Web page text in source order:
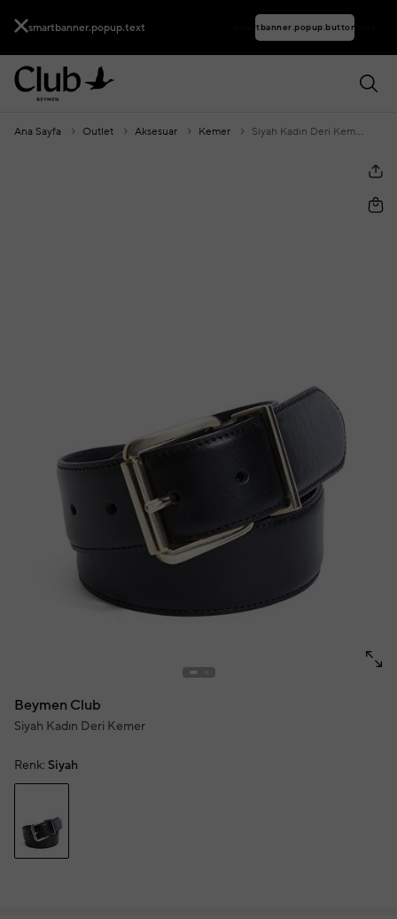
smartbanner.popup.text smartbanner.popup.buttontext
Ana Sayfa Outlet Aksesuar Kemer Siyah Kadın Deri Kemer
Beymen Club
Siyah Kadın Deri Kemer
Renk: Siyah